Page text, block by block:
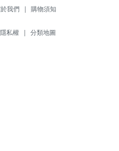
我們 | 購物須知
隱私權 | 分類地圖